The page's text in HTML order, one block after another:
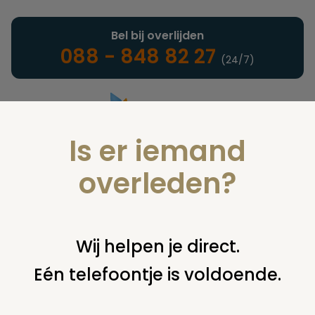
Landelijke uitvaartonderneming
Bel bij overlijden
088 - 848 82 27 (24/7)
U bent hier: home juridisch overige erfenis / erfrecht
verwerpen erfenis maar wel zorgen voor uitvaart
Is er iemand
overleden?
Wij helpen je direct.
Eén telefoontje is voldoende.